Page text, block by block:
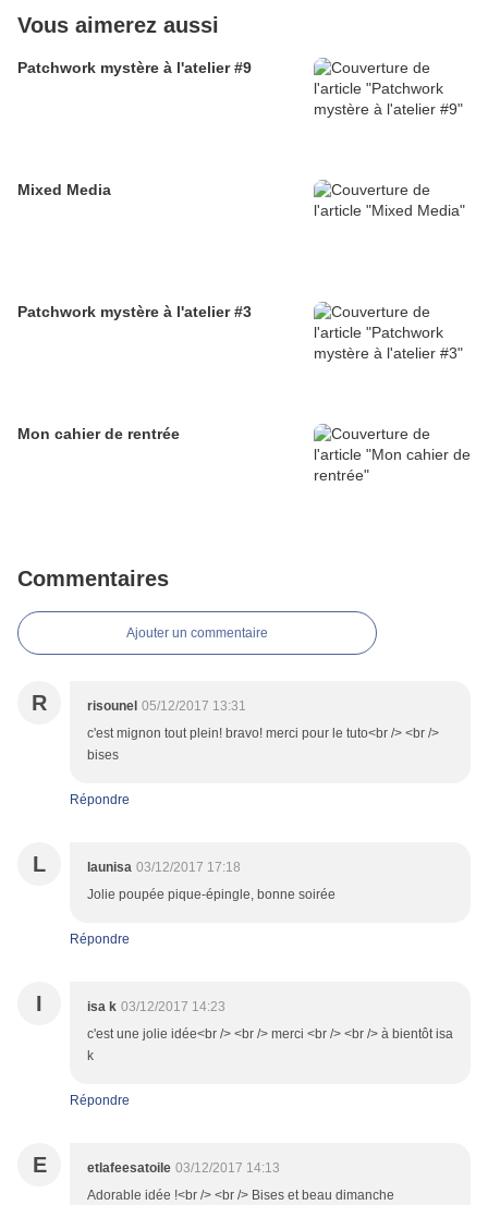
Vous aimerez aussi
Patchwork mystère à l'atelier #9
Mixed Media
Patchwork mystère à l'atelier #3
Mon cahier de rentrée
Commentaires
Ajouter un commentaire
R risounel 05/12/2017 13:31
c'est mignon tout plein! bravo! merci pour le tuto<br /> <br />
bises
Répondre
L launisa 03/12/2017 17:18
Jolie poupée pique-épingle, bonne soirée
Répondre
I isa k 03/12/2017 14:23
c'est une jolie idée<br /> <br /> merci <br /> <br /> à bientôt isa
k
Répondre
E etlafeesatoile 03/12/2017 14:13
Adorable idée !<br /> <br /> Bises et beau dimanche